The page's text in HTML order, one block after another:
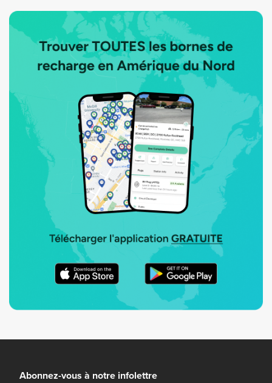
Abonnez-vous à notre infolettre